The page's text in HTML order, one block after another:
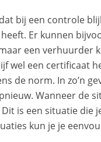
bij een controle
Er kunnen
een verhuurder
wel een certificaat
de norm. In zo’n
Wanneer de
is een situatie die
kun je je